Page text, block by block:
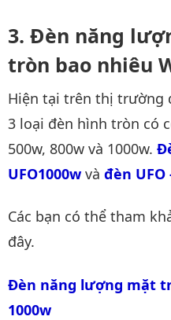
Đèn năng
tròn bao nhiêu
Hiện tại trên thị trường
3 loại đèn hình tròn có
500w, 800w và 1000w.
UFO1000wvà đèn UFO
Các bạn có thể tham
đây.
Đèn năng lượng mặt
1000w